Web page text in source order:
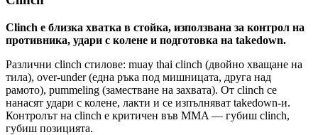
Clinch е близка хватка в стойка, използвана за контрол на
противника, удари с колене и подготовка на takedown.
Различни clinch стилове: muay thai clinch (двойно хващане на
тила), over-under (една ръка под мишницата, друга над
рамото), pummeling (заместване на захвата). От clinch се
нанасят удари с колене, лакти и се изпълняват takedown-и.
Контролът на clinch е критичен във MMA — губиш clinch,
губиш позицията.